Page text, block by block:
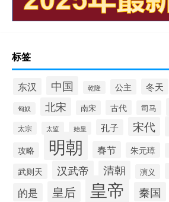
标签
东汉 中国 乾隆 公主 冬天
匈奴 北宋 南宋 古代 司马
太宗 太监 始皇 孔子 宋代
攻略 明朝 春节 朱元璋
武则天 汉武帝 清朝 演义
的是 皇后 皇帝 秦国